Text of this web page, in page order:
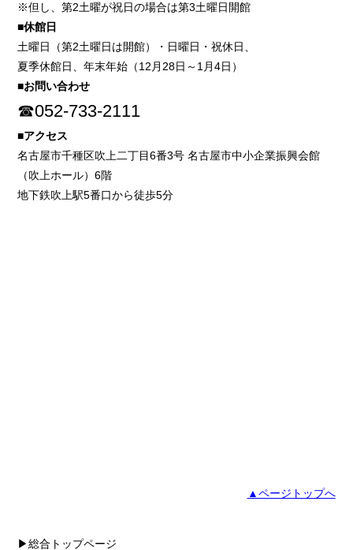
※但し、第2土曜が祝日の場合は第3土曜日開館
■休館日
土曜日（第2土曜日は開館）・日曜日・祝休日、
夏季休館日、年末年始（12月28日～1月4日）
■お問い合わせ
☎052-733-2111
■アクセス
名古屋市千種区吹上二丁目6番3号 名古屋市中小企業振興会館
（吹上ホール）6階
地下鉄吹上駅5番口から徒歩5分
▲ページトップへ
▶総合トップページ